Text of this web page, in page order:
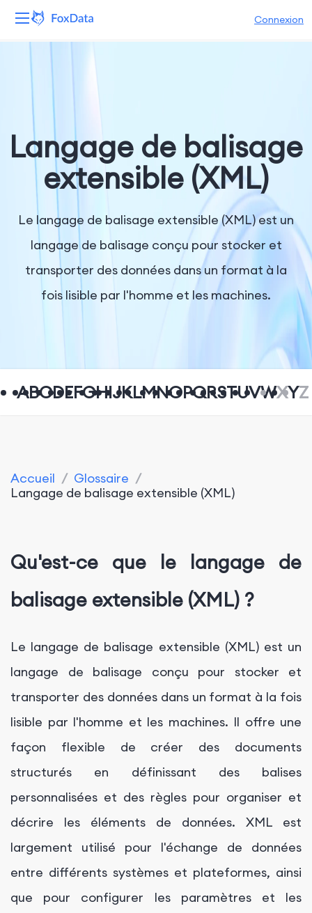
Connexion
Solutions
Ressources
Entreprise
Langage de balisage
extensible (XML)
Le langage de balisage extensible (XML) est un
langage de balisage conçu pour stocker et
transporter des données dans un format à la
fois lisible par l'homme et les machines.
ABCDEFGHIJKLMNOPQRSTUVWXYZ
Accueil / Glossaire /
Langage de balisage extensible (XML)
Qu'est-ce que le langage de
balisage extensible (XML) ?
Le langage de balisage extensible (XML) est un
langage de balisage conçu pour stocker et
transporter des données dans un format à la fois
lisible par l'homme et les machines. Il offre une
façon flexible de créer des documents
structurés en définissant des balises
personnalisées et des règles pour organiser et
décrire les éléments de données. XML est
largement utilisé pour l'échange de données
entre différents systèmes et plateformes, ainsi
que pour configurer les paramètres et les